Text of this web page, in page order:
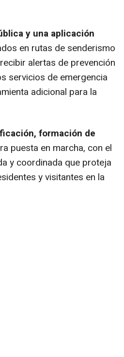
y una aplicación
en rutas de senderismo
alertas de prevención
servicios de emergencia
adicional para la
formación de
puesta en marcha, con el
y coordinada que proteja
y visitantes en la